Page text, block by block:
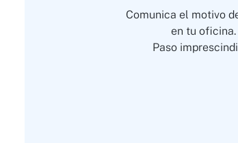
Comunica el motivo
en tu oficina.
Paso